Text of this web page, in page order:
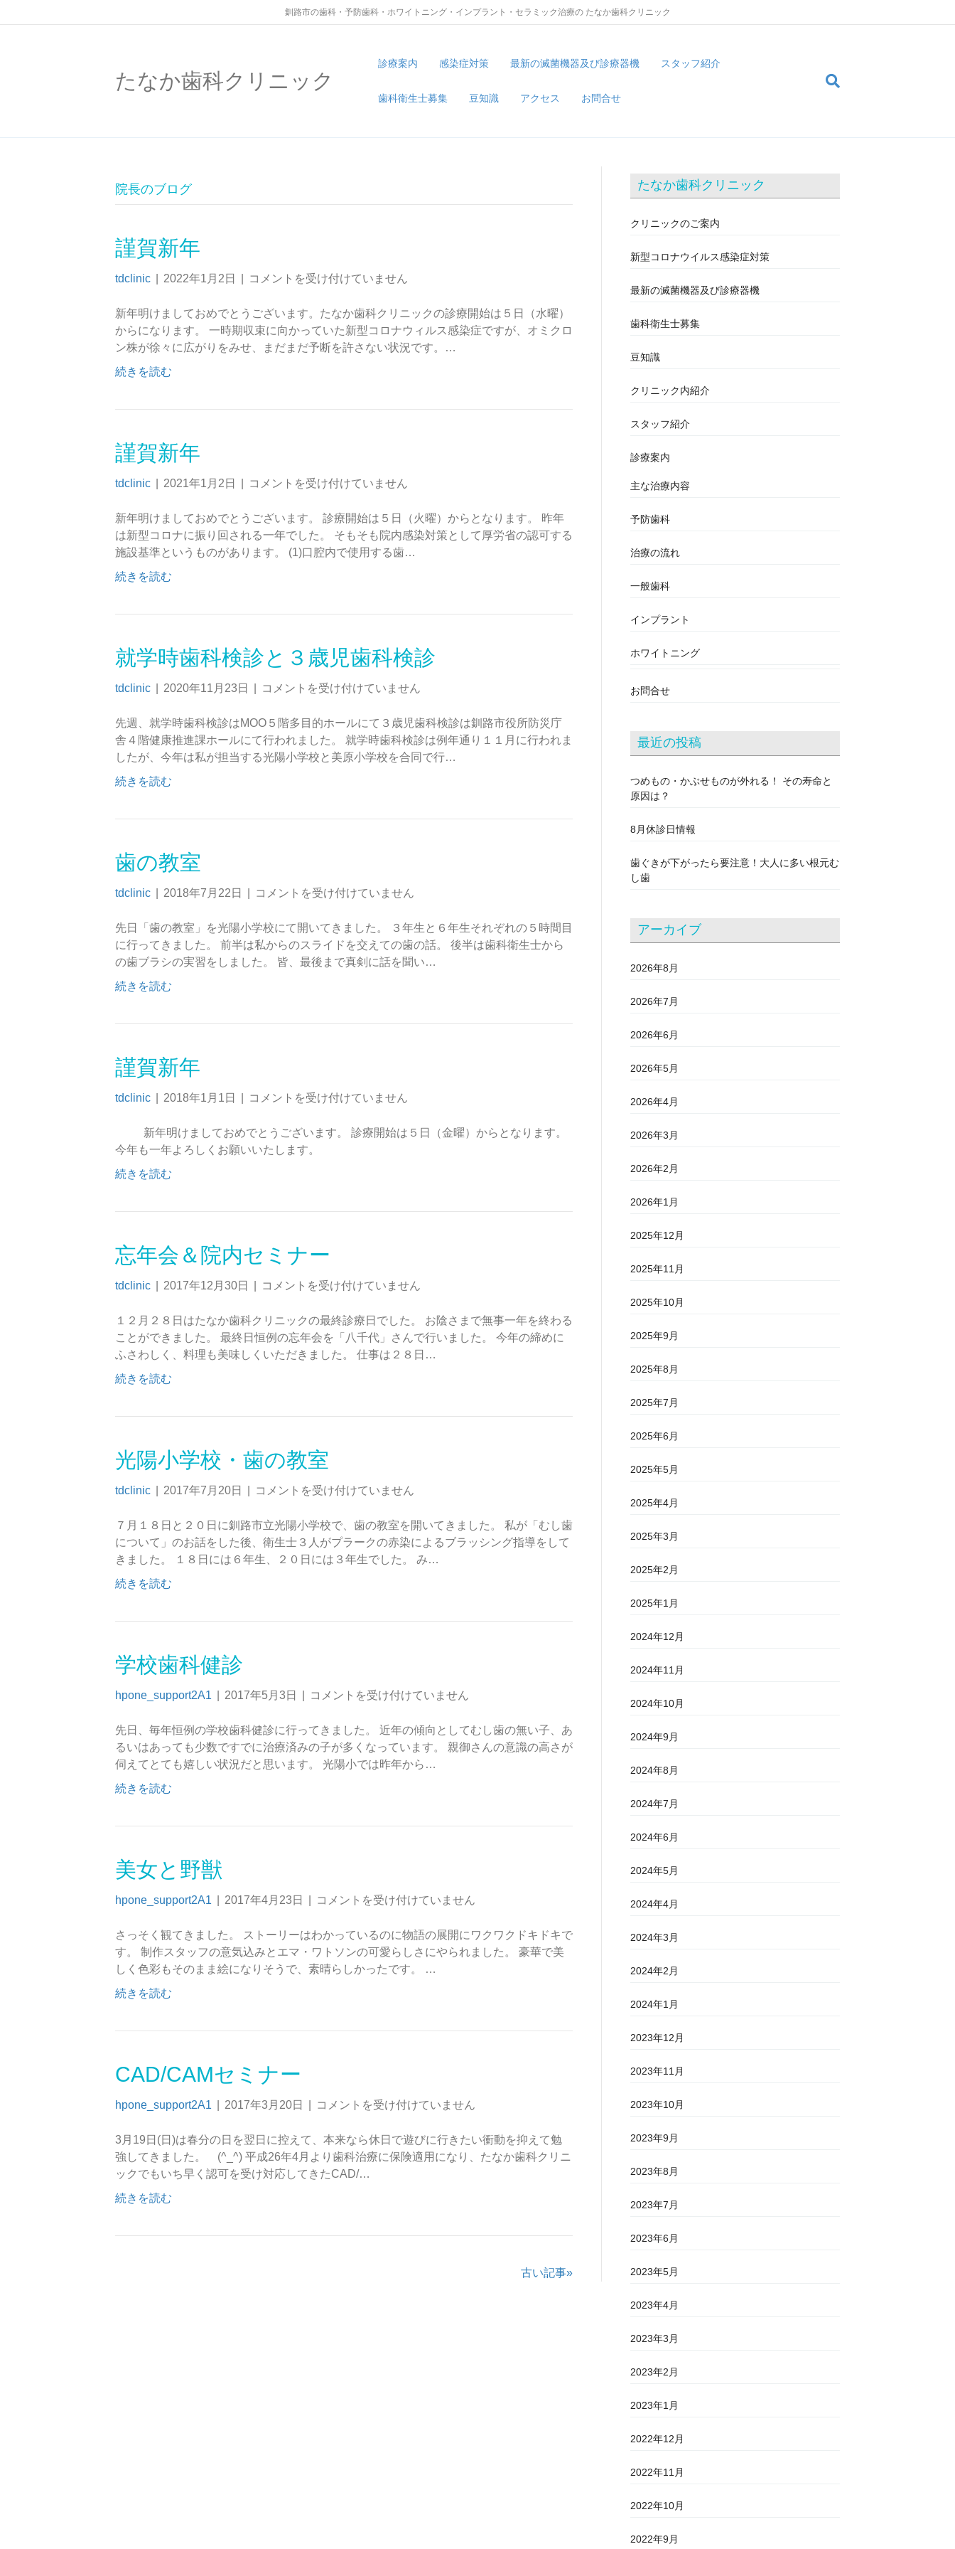
釧路市の歯科・予防歯科・ホワイトニング・インプラント・セラミック治療の たなか歯科クリニック
たなか歯科クリニック
診療案内 感染症対策 最新の滅菌機器及び診療器機 スタッフ紹介
歯科衛生士募集 豆知識 アクセス お問合せ
院長のブログ
謹賀新年
tdclinic 2022年1月2日 コメントを受け付けていません
新年明けましておめでとうございます。たなか歯科クリニックの診療開始は５日（水曜）
からになります。 一時期収束に向かっていた新型コロナウィルス感染症ですが、オミクロ
ン株が徐々に広がりをみせ、まだまだ予断を許さない状況です。…
続きを読む
謹賀新年
tdclinic 2021年1月2日 コメントを受け付けていません
新年明けましておめでとうございます。 診療開始は５日（火曜）からとなります。 昨年
は新型コロナに振り回される一年でした。 そもそも院内感染対策として厚労省の認可する
施設基準というものがあります。 (1)口腔内で使用する歯…
続きを読む
就学時歯科検診と３歳児歯科検診
tdclinic 2020年11月23日 コメントを受け付けていません
先週、就学時歯科検診はMOO５階多目的ホールにて３歳児歯科検診は釧路市役所防災庁
舎４階健康推進課ホールにて行われました。 就学時歯科検診は例年通り１１月に行われま
したが、今年は私が担当する光陽小学校と美原小学校を合同で行…
続きを読む
歯の教室
tdclinic 2018年7月22日 コメントを受け付けていません
先日「歯の教室」を光陽小学校にて開いてきました。 ３年生と６年生それぞれの５時間目
に行ってきました。 前半は私からのスライドを交えての歯の話。 後半は歯科衛生士から
の歯ブラシの実習をしました。 皆、最後まで真剣に話を聞い…
続きを読む
謹賀新年
tdclinic 2018年1月1日 コメントを受け付けていません
新年明けましておめでとうございます。 診療開始は５日（金曜）からとなります。
今年も一年よろしくお願いいたします。
続きを読む
忘年会＆院内セミナー
tdclinic 2017年12月30日 コメントを受け付けていません
１２月２８日はたなか歯科クリニックの最終診療日でした。 お陰さまで無事一年を終わる
ことができました。 最終日恒例の忘年会を「八千代」さんで行いました。 今年の締めに
ふさわしく、料理も美味しくいただきました。 仕事は２８日…
続きを読む
光陽小学校・歯の教室
tdclinic 2017年7月20日 コメントを受け付けていません
７月１８日と２０日に釧路市立光陽小学校で、歯の教室を開いてきました。 私が「むし歯
について」のお話をした後、衛生士３人がプラークの赤染によるブラッシング指導をして
きました。 １８日には６年生、２０日には３年生でした。 み…
続きを読む
学校歯科健診
hpone_support2A1 2017年5月3日 コメントを受け付けていません
先日、毎年恒例の学校歯科健診に行ってきました。 近年の傾向としてむし歯の無い子、あ
るいはあっても少数ですでに治療済みの子が多くなっています。 親御さんの意識の高さが
伺えてとても嬉しい状況だと思います。 光陽小では昨年から…
続きを読む
美女と野獣
hpone_support2A1 2017年4月23日 コメントを受け付けていません
さっそく観てきました。 ストーリーはわかっているのに物語の展開にワクワクドキドキで
す。 制作スタッフの意気込みとエマ・ワトソンの可愛らしさにやられました。 豪華で美
しく色彩もそのまま絵になりそうで、素晴らしかったです。 …
続きを読む
CAD/CAMセミナー
hpone_support2A1 2017年3月20日 コメントを受け付けていません
3月19日(日)は春分の日を翌日に控えて、本来なら休日で遊びに行きたい衝動を抑えて勉
強してきました。 (^_^) 平成26年4月より歯科治療に保険適用になり、たなか歯科クリニ
ックでもいち早く認可を受け対応してきたCAD/…
続きを読む
古い記事»
たなか歯科クリニック
クリニックのご案内
新型コロナウイルス感染症対策
最新の滅菌機器及び診療器機
歯科衛生士募集
豆知識
クリニック内紹介
スタッフ紹介
診療案内
主な治療内容
予防歯科
治療の流れ
一般歯科
インプラント
ホワイトニング
お問合せ
最近の投稿
つめもの・かぶせものが外れる！ その寿命と
原因は？
8月休診日情報
歯ぐきが下がったら要注意！大人に多い根元む
し歯
アーカイブ
2026年8月
2026年7月
2026年6月
2026年5月
2026年4月
2026年3月
2026年2月
2026年1月
2025年12月
2025年11月
2025年10月
2025年9月
2025年8月
2025年7月
2025年6月
2025年5月
2025年4月
2025年3月
2025年2月
2025年1月
2024年12月
2024年11月
2024年10月
2024年9月
2024年8月
2024年7月
2024年6月
2024年5月
2024年4月
2024年3月
2024年2月
2024年1月
2023年12月
2023年11月
2023年10月
2023年9月
2023年8月
2023年7月
2023年6月
2023年5月
2023年4月
2023年3月
2023年2月
2023年1月
2022年12月
2022年11月
2022年10月
2022年9月